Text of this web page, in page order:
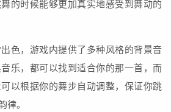
的时候能够更加真实地感受到舞动的
色，游戏内提供了多种风格的背景音
乐，都可以找到适合你的那一首，而
以根据你的舞步自动调整，保证你跳
律。